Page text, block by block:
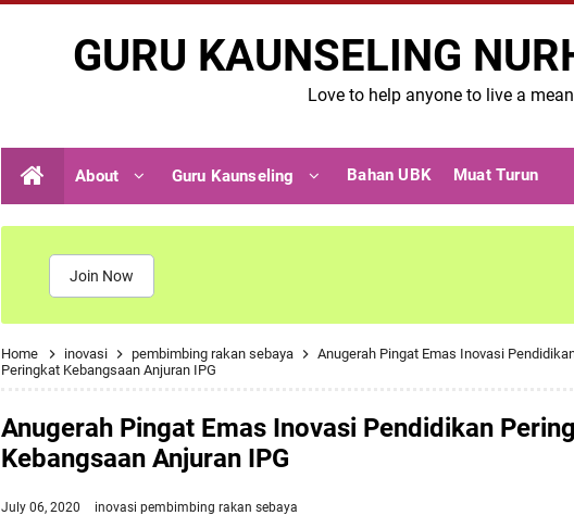
GURU KAUNSELING
Love to help anyone to live a
About Guru Kaunseling Bahan UBK Muat Turun
Join Now
Home inovasi pembimbing rakan sebaya
Anugerah Pingat Emas Inovasi
Peringkat Kebangsaan Anjuran IPG
Anugerah Pingat Emas Inovasi Pendidikan
Kebangsaan Anjuran IPG
July 06, 2020 inovasi pembimbing rakan sebaya